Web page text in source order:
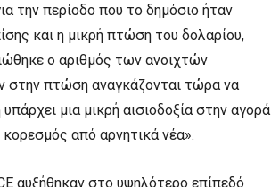
την περίοδο που το δημόσιο ήταν
και η μικρή πτώση του δολαρίου,
ο αριθμός των ανοιχτών
στην πτώση αναγκάζονται τώρα να
μια μικρή αισιοδοξία στην αγορά
από αρνητικά νέα».
αυξήθηκαν στο υψηλότερο επίπεδό